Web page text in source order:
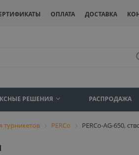
ОПЛАТА ДОСТАВКА
РЕШЕНИЯ РАСПРОДАЖА
турникетов PERCo PERCo-AG-650,